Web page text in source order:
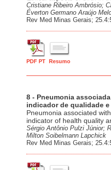
Cristiane Ribeiro Ambrósio;
Éverton Germano Araújo
Rev Med Minas Gerais;
PDF PT Resumo
8 - Pneumonia
indicador de qualidade
Pneumonia associated
indicator of health quality
Sérgio Antônio Pulzi Júnior;
Milton Soibelmann Lapchick
Rev Med Minas Gerais;